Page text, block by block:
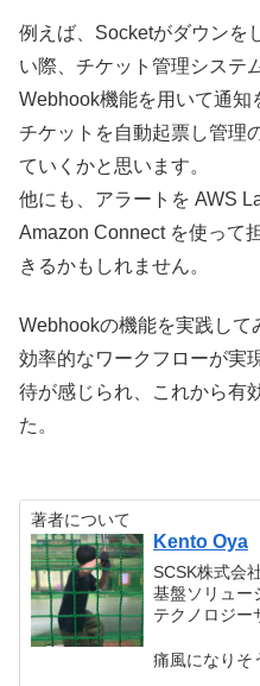
例えば、Socketがダウンを
い際、チケット管理システ
Webhook機能を用いて通知
チケットを自動起票し管理
ていくかと思います。
他にも、 アラートを AWS
Amazon Connect を使って
きるかもしれません。
Webhookの機能を実践し
効率的なワークフローが実
待が感じられ、これから有
た。
著者について
Kento Oya
SCSK株式会
基盤ソリュー
テクノロジー
痛風になりそ